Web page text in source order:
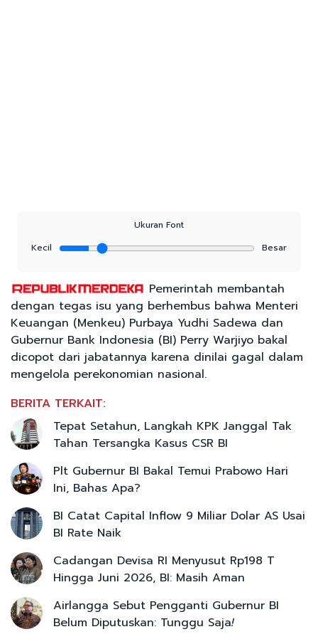
Ukuran Font
Kecil
Besar
Pemerintah membantah
dengan tegas isu yang berhembus bahwa Menteri
Keuangan (Menkeu) Purbaya Yudhi Sadewa dan
Gubernur Bank Indonesia (BI) Perry Warjiyo bakal
dicopot dari jabatannya karena dinilai gagal dalam
mengelola perekonomian nasional.
BERITA TERKAIT:
Tepat Setahun, Langkah KPK Janggal Tak
Tahan Tersangka Kasus CSR BI
Plt Gubernur BI Bakal Temui Prabowo Hari
Ini, Bahas Apa?
BI Catat Capital Inflow 9 Miliar Dolar AS Usai
BI Rate Naik
Cadangan Devisa RI Menyusut Rp198 T
Hingga Juni 2026, BI: Masih Aman
Airlangga Sebut Pengganti Gubernur BI
Belum Diputuskan: Tunggu Saja!